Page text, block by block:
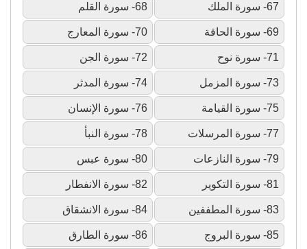
67- سورة الملك 68- سورة القلم
69- سورة الحاقة 70- سورة المعارج
71- سورة نوح 72- سورة الجن
73- سورة المزمل 74- سورة المدثر
75- سورة القيامة 76- سورة الإنسان
77- سورة المرسلات 78- سورة النبأ
79- سورة النازعات 80- سورة عبس
81- سورة التكوير 82- سورة الانفطار
83- سورة المطففين 84- سورة الانشقاق
85- سورة البروج 86- سورة الطارق